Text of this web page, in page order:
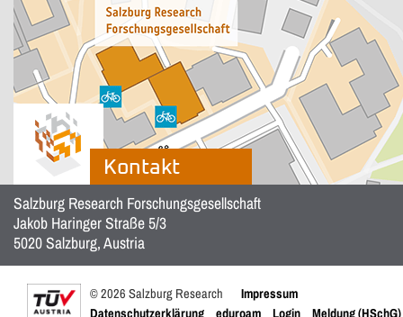
Kontakt
Salzburg Research Forschungsgesellschaft
Jakob Haringer Straße 5/3
5020 Salzburg, Austria
© 2026 Salzburg Research
Impressum
Datenschutzerklärung
eduroam Login Meldung (HSchG)